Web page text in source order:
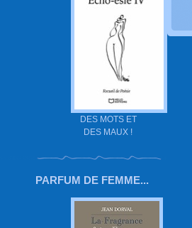
DES MOTS ET
DES MAUX !
PARFUM DE FEMME...